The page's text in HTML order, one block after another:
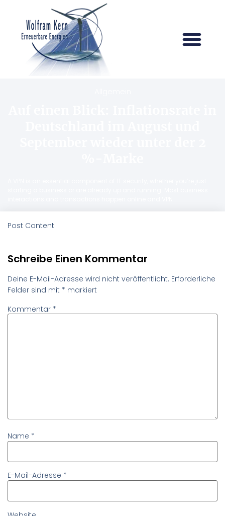
Post Content
Schreibe Einen Kommentar
Deine E-Mail-Adresse wird nicht veröffentlicht. Erforderliche
Felder sind mit * markiert
Kommentar *
Name *
E-Mail-Adresse *